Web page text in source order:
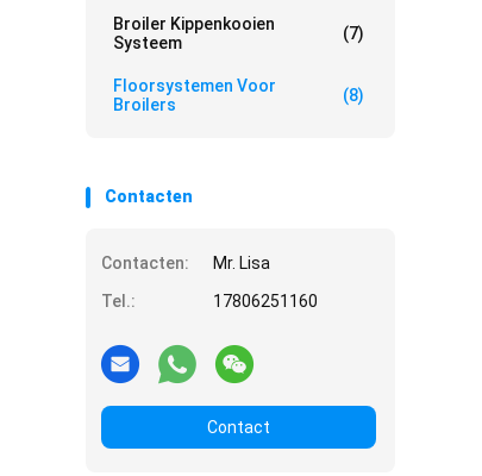
Broiler Kippenkooien
Systeem
(7)
Floorsystemen Voor
Broilers
(8)
Contacten
Contacten:
Mr. Lisa
Tel.:
17806251160
Contact